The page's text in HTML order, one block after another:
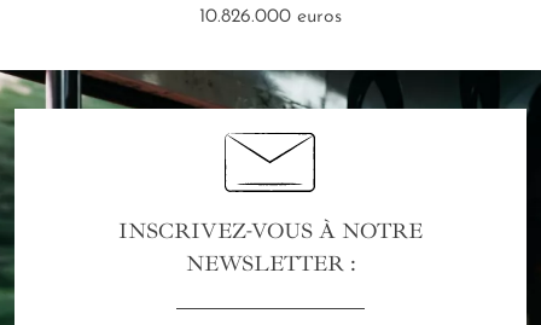
10.826.000 euros
INSCRIVEZ-VOUS À NOTRE
NEWSLETTER :